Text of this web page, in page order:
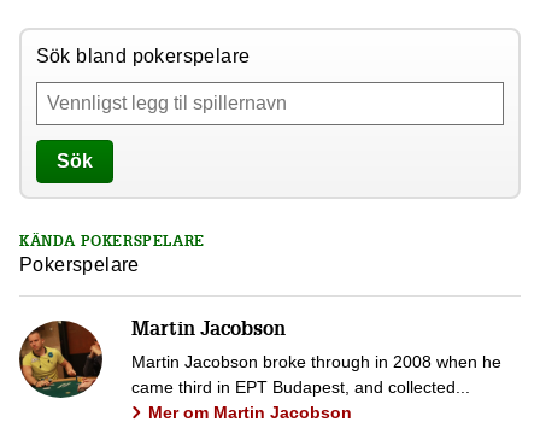
Sök bland pokerspelare
Sök
KÄNDA POKERSPELARE
Pokerspelare
Martin Jacobson
Martin Jacobson broke through in 2008 when he
came third in EPT Budapest, and collected...
Mer om Martin Jacobson